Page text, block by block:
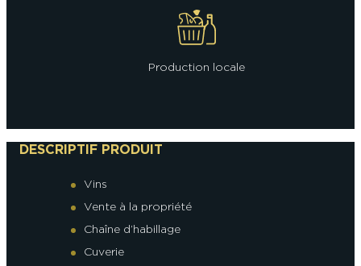
Production locale
DESCRIPTIF PRODUIT
Vins
Vente à la propriété
Chaîne d’habillage
Cuverie